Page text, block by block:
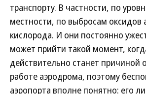
транспорту. В частности, по
местности, по выбросам оксидов
кислорода. И они постоянно
может прийти такой момент,
действительно станет причиной
работе аэродрома, поэтому
аэропорта вполне понятно: его